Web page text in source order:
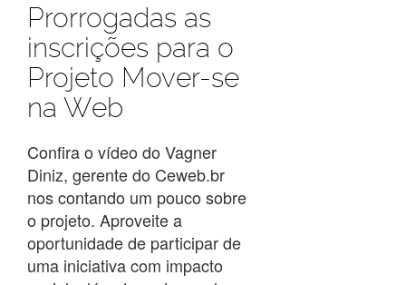
Prorrogadas as
inscrições para o
Projeto Mover-se
na Web
Confira o vídeo do Vagner
Diniz, gerente do Ceweb.br
nos contando um pouco sobre
o projeto. Aproveite a
oportunidade de participar de
uma iniciativa com impacto